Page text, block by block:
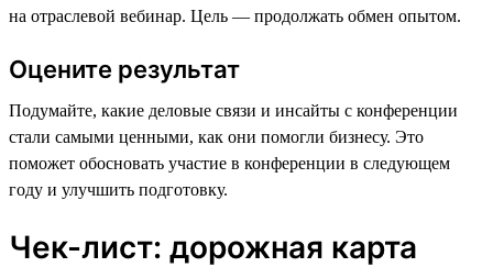
на отраслевой вебинар. Цель — продолжать обмен опытом.
Оцените результат
Подумайте, какие деловые связи и инсайты с конференции
стали самыми ценными, как они помогли бизнесу. Это
поможет обосновать участие в конференции в следующем
году и улучшить подготовку.
Чек-лист: дорожная карта